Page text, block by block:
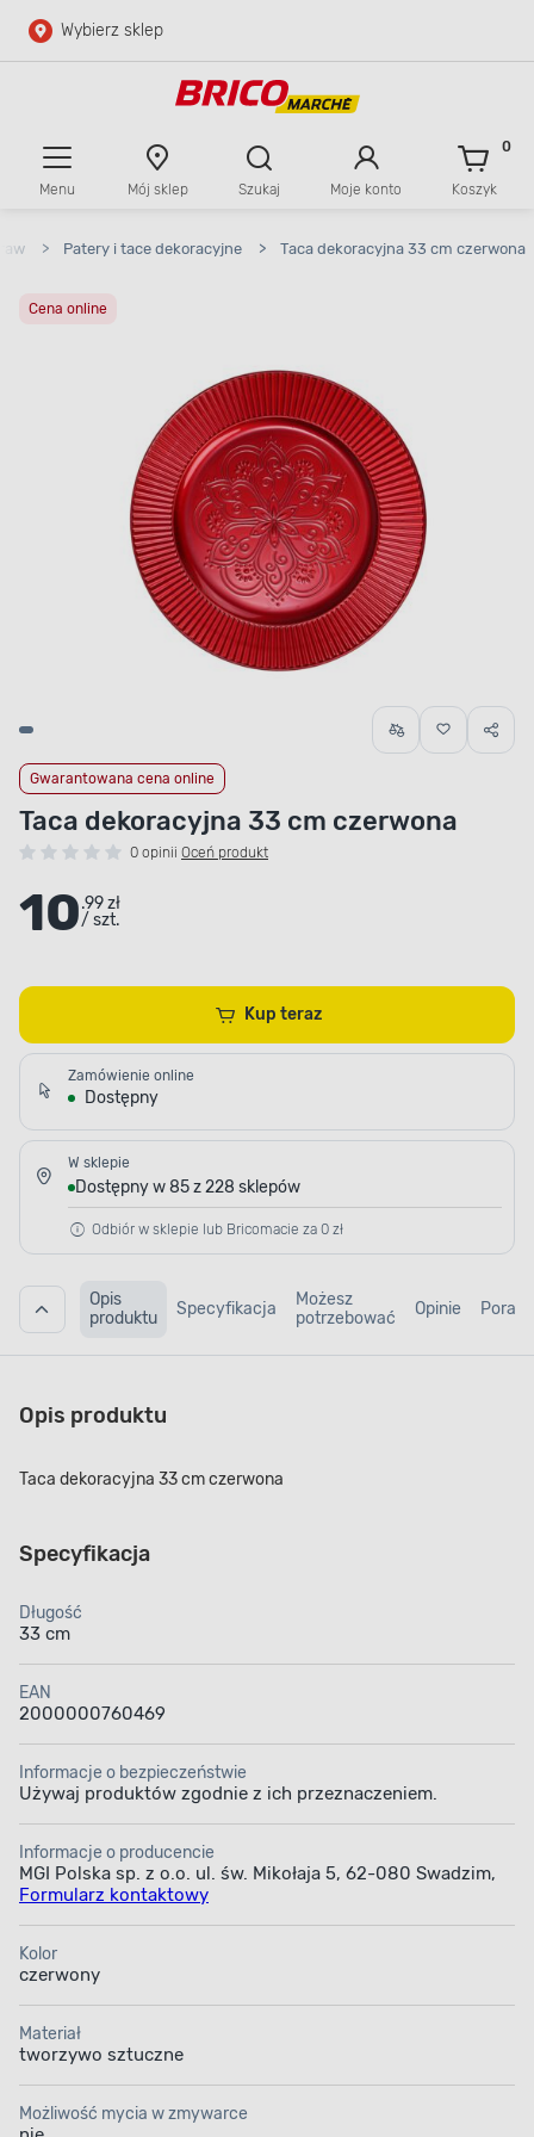
Przejdź do głównej zawartości
Wybierz sklep
Menu Mój sklep Szukaj Moje konto Koszyk
0
> Patery i tace dekoracyjne > Taca dekoracyjna 33 cm czerwona
Cena online
Gwarantowana cena online
Taca dekoracyjna 33 cm czerwona
0 opinii Oceń produkt
10.99 zł
/ szt.
Kup teraz
Zamówienie online
Dostępny
W sklepie
Dostępny w 85 z 228 sklepów
Odbiór w sklepie lub Bricomacie za 0 zł
Opis
produktu
Specyfikacja
Możesz
potrzebować
Opinie Porady
Opis produktu
Taca dekoracyjna 33 cm czerwona
Specyfikacja
Długość
33 cm
EAN
2000000760469
Informacje o bezpieczeństwie
Używaj produktów zgodnie z ich przeznaczeniem.
Informacje o producencie
MGI Polska sp. z o.o. ul. św. Mikołaja 5, 62-080 Swadzim,
Formularz kontaktowy
Kolor
czerwony
Materiał
tworzywo sztuczne
Możliwość mycia w zmywarce